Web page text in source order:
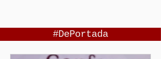
#DePortada